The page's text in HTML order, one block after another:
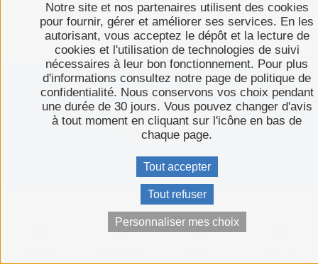
Plan du site
Mentions légales
Politique de confidentialité
Espace presse
C-toucom web
Notre site et nos partenaires utilisent des cookies
pour fournir, gérer et améliorer ses services. En les
autorisant, vous acceptez le dépôt et la lecture de
cookies et l'utilisation de technologies de suivi
nécessaires à leur bon fonctionnement. Pour plus
d'informations consultez notre page de politique de
confidentialité. Nous conservons vos choix pendant
une durée de 30 jours. Vous pouvez changer d'avis
à tout moment en cliquant sur l'icône en bas de
chaque page.
Tout accepter
Tout refuser
Personnaliser mes choix